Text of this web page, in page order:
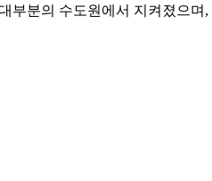
부분의 수도원에서 지켜졌으며,